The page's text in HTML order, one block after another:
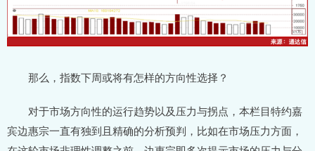
那么，指数下周或将有怎样的方向性选择？
对于市场方向性的运行趋势以及压力与拐点，本栏目特约嘉
宾边惠宗一直有独到且精确的分析预判，比如在市场压力方面，